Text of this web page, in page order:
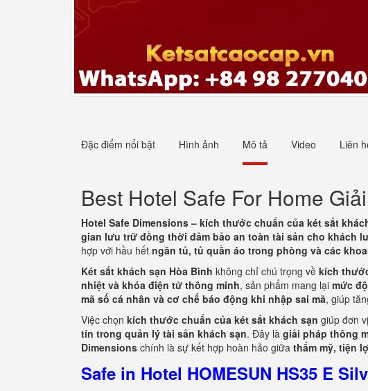
Đặc điểm nổi bật Hình ảnh Mô tả Video Liên
Best Hotel Safe For Home
Hotel Safe Dimensions – kích thước chuẩn của két sắt
gian lưu trữ đồng thời đảm bảo an toàn tài sản cho khách
hợp với hầu hết ngăn tủ, tủ quần áo trong phòng và các
Két sắt khách sạn Hòa Bình không chỉ chú trọng về kích
nhiệt và khóa điện tử thông minh, sản phẩm mang lại mức
mã số cá nhân và cơ chế báo động khi nhập sai mã, giúp
Việc chọn kích thước chuẩn của két sắt khách sạn giúp đơn
tín trong quản lý tài sản khách sạn. Đây là giải pháp thông
Dimensions chính là sự kết hợp hoàn hảo giữa thẩm mỹ, tiện
Safe in Hotel HOMESUN HS35 E